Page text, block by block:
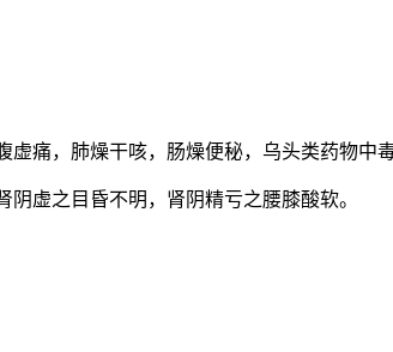
痛，肺燥干咳，肠燥便秘，乌头类药物中毒
虚之目昏不明，肾阴精亏之腰膝酸软。